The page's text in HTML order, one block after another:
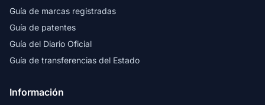
Guía de marcas registradas
Guía de patentes
Guía del Diario Oficial
Guía de transferencias del Estado
Información